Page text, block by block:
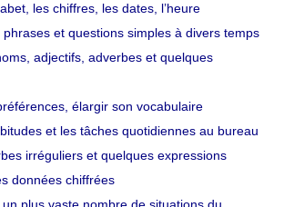
les chiffres, les dates, l’heure
et questions simples à divers temps
adjectifs, adverbes et quelques
élargir son vocabulaire
et les tâches quotidiennes au bureau
irréguliers et quelques expressions
données chiffrées